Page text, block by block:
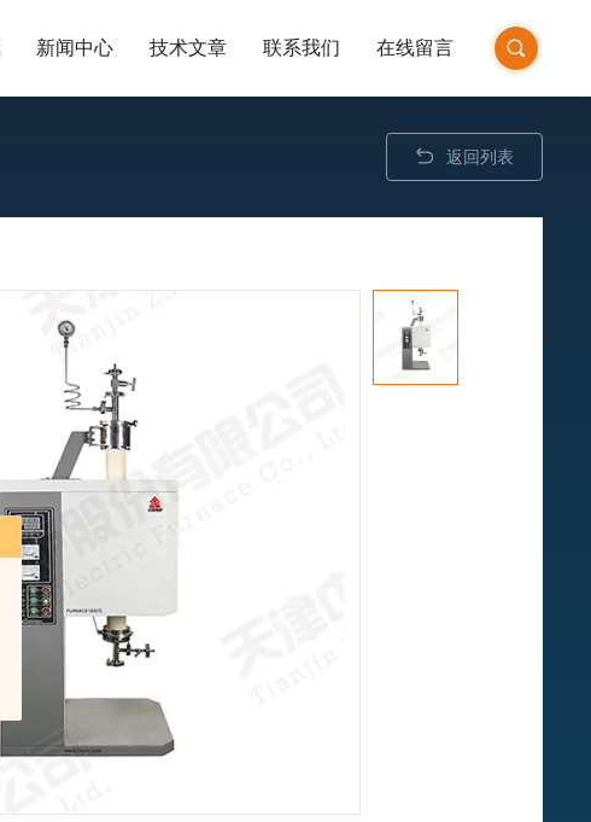
新闻中心 技术文章 联系我们 在线留言
返回列表